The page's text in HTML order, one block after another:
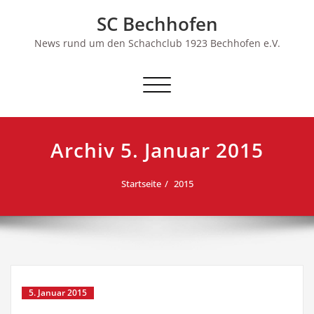
SC Bechhofen
News rund um den Schachclub 1923 Bechhofen e.V.
Schalte
Archiv 5. Januar 2015
Startseite 2015
5. Januar 2015